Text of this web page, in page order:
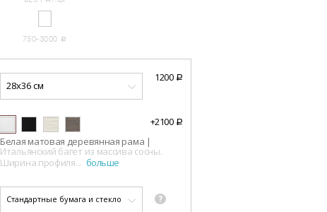
750-3000 a
28x36 см
1200 a
Белая матовая деревянная рама |
Итальянский багет из массива сосны.
Ширина профиля... больше
+2100 a
Стандартные бумага и стекло ?